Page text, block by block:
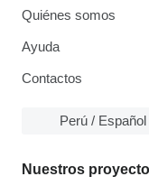
Quiénes somos
Ayuda
Contactos
Perú / Español
Nuestros